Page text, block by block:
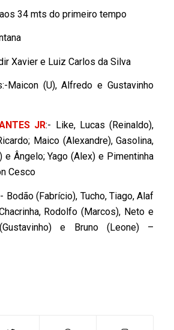
34 mts do primeiro tempo
Xavier e Luiz Carlos da Silva
Maicon (U), Alfredo e Gustavinho
JR:- Like, Lucas (Reinaldo),
Maico (Alexandre), Gasolina,
e Ângelo; Yago (Alex) e Pimentinha
Cesco
Bodão (Fabrício), Tucho, Tiago, Alaf
Rodolfo (Marcos), Neto e
e Bruno (Leone) –